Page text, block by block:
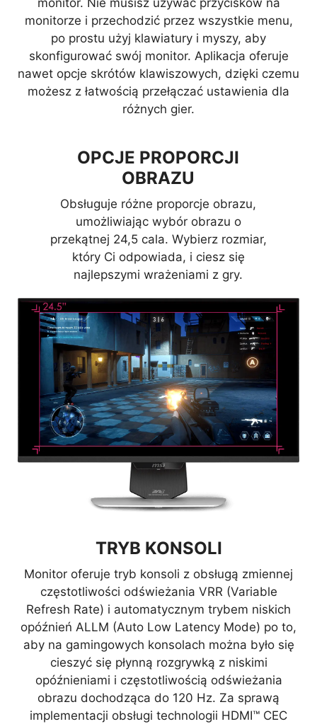
monitorze i przechodzić przez wszystkie menu,
po prostu użyj klawiatury i myszy, aby
skonfigurować swój monitor. Aplikacja oferuje
nawet opcje skrótów klawiszowych, dzięki czemu
możesz z łatwością przełączać ustawienia dla
różnych gier.
monitora MSI możesz jednocześnie
korzystać z kilku urządzeń lub
zestawów komputerowych i
kontrolować ich pracę za pomocą
jednego zestawu klawiatury, myszy
i monitora MSI.
PODŚWIETLENIE
MYSTIC LIGHT
Dzięki 44 diodom LED, monitor
światłem, które to oświetlenie
łatwo synchronizować z dowolnym
gamingowym produktem
obsługującym technologię Mystic
Light.
OPCJE PROPORCJI
OBRAZU
Obsługuje różne proporcje obrazu,
umożliwiając wybór obrazu o
przekątnej 24,5 cala. Wybierz rozmiar,
który Ci odpowiada, i ciesz się
najlepszymi wrażeniami z gry.
TRYB KONSOLI
Monitor oferuje tryb konsoli z obsługą zmiennej
częstotliwości odświeżania VRR (Variable
Refresh Rate) i automatycznym trybem niskich
opóźnień ALLM (Auto Low Latency Mode) po to,
aby na gamingowych konsolach można było się
cieszyć się płynną rozgrywką z niskimi
opóźnieniami i częstotliwością odświeżania
obrazu dochodząca do 120 Hz. Za sprawą
implementacji obsługi technologii HDMI™ CEC